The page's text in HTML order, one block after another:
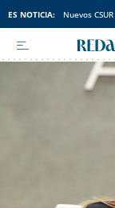
ES NOTICIA: Nuevos CSUR